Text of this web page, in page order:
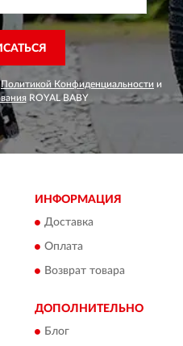
Политикой Конфиденциальности и
ROYAL BABY
ИНФОРМАЦИЯ
Доставка
Оплата
Возврат товара
ДОПОЛНИТЕЛЬНО
Блог